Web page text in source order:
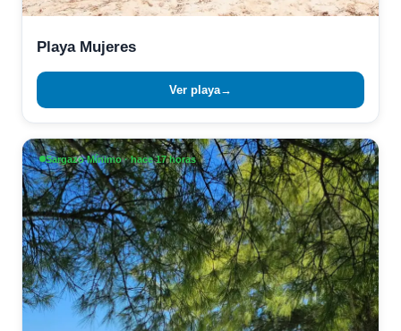
Playa Mujeres
Ver playa→
Sargazo Mínimo · hace 17 horas